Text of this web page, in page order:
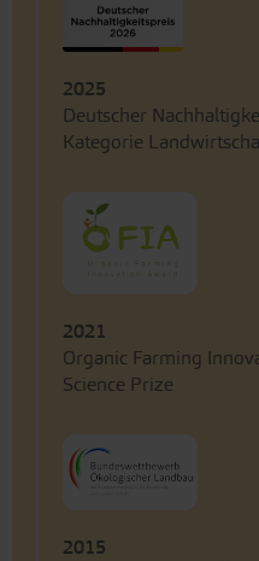
2025
Deutscher
Kategorie
2021
Organic Farming
Science Prize
2015